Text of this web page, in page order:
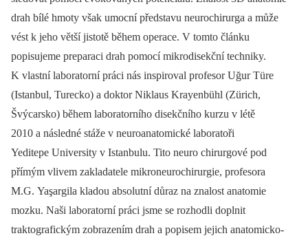
drah bílé hmoty však umocní představu neurochirurga a může
vést k jeho větší jistotě během operace. V tomto článku
popisujeme preparaci drah pomocí mikrodisekční techniky.
K vlastní laboratorní práci nás inspiroval profesor Uğur Türe
(Istanbul, Turecko) a doktor Niklaus Krayenbühl (Zürich,
Švýcarsko) během laboratorního disekčního kurzu v létě
2010 a následné stáže v neuroanatomické laboratoři
Yeditepe University v Istanbulu. Tito neuro chirurgové pod
přímým vlivem zakladatele mikroneurochirurgie, profesora
M.G. Yaşargila kladou absolutní důraz na znalost anatomie
mozku. Naši laboratorní práci jsme se rozhodli doplnit
traktografickým zobrazením drah a popisem jejich anatomicko-